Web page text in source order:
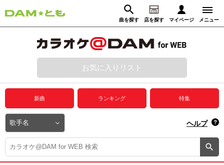
曲を探す 店を探す マイページ メニュー
動画からさがす 録音からさがす
ログイン
プレミアムサービス
DAM★とも動画
DAM★とも録音
お気に入りリスト
新曲 ランキング 特集
ヘルプ